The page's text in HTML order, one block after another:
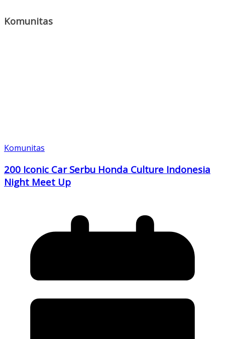
Komunitas
Komunitas
200 Iconic Car Serbu Honda Culture Indonesia
Night Meet Up